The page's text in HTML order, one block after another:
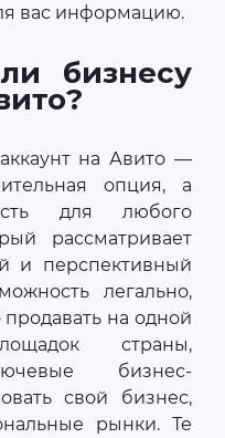
вас информацию.
бизнесу
на Авито —
опция, а
для любого
рассматривает
и перспективный
легально,
на одной
страны,
бизнес-
свой бизнес,
рынки. Те